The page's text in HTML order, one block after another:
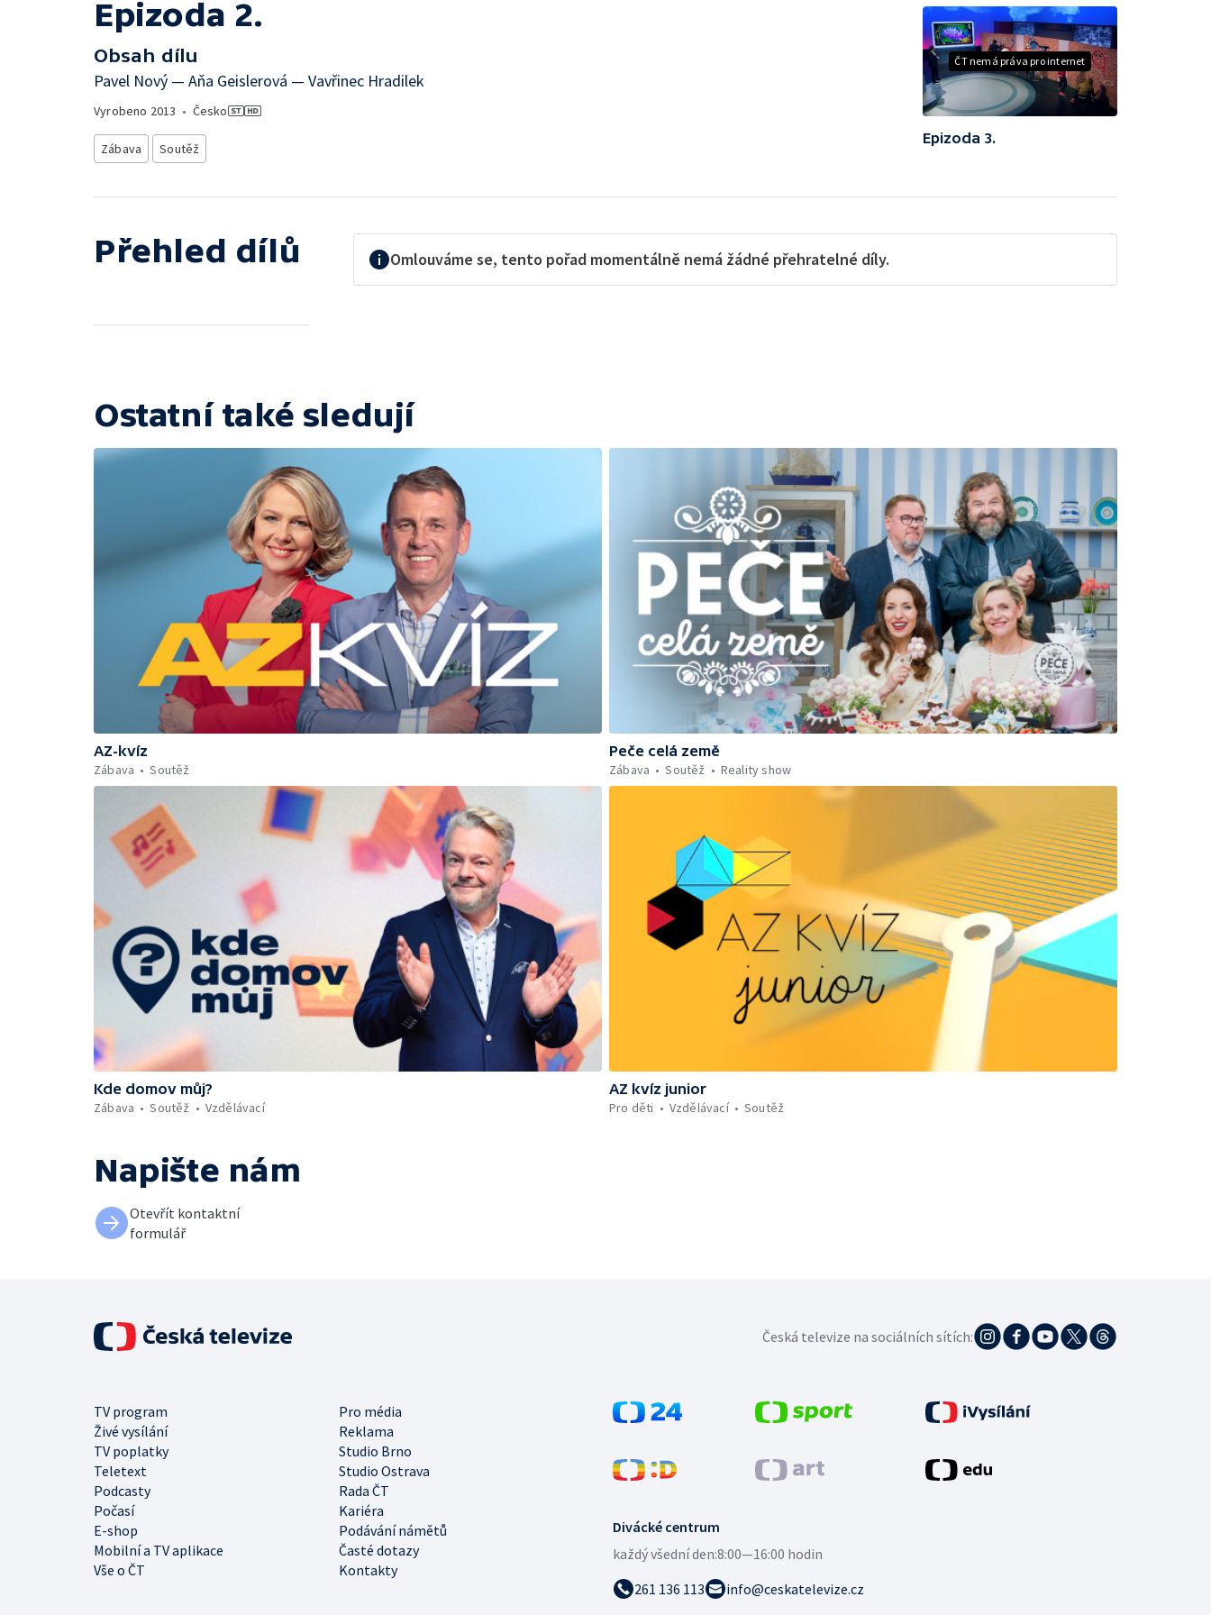
Epizoda 2.
Obsah dílu
Pavel Nový — Aňa Geislerová — Vavřinec Hradilek
Vyrobeno 2013 • Česko
Zábava Soutěž
ČT nemá práva pro internet
Epizoda 3.
Přehled dílů Omlouváme se, tento pořad momentálně nemá žádné přehratelné díly.
Ostatní také sledují
AZ-kvíz
Zábava
Soutěž
Peče celá země
Zábava
Soutěž Reality show
Kde domov můj?
Zábava
Soutěž Vzdělávací
AZ kvíz junior
Pro děti
Vzdělávací Soutěž
Napište nám
Otevřít kontaktní
formulář
Divácké centrum
každý všední den:8:00—16:00 hodin
261 136 113
info@ceskatelevize.cz
TV program
Pro média
Živé vysílání
Reklama
TV poplatky
Studio Brno
Teletext
Studio Ostrava
Podcasty
Rada ČT
Počasí
Kariéra
E-shop
Podávání námětů
Mobilní a TV aplikace
Časté dotazy
Vše o ČT
Kontakty
Česká televize na sociálních sítích: